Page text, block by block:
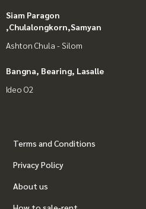
Siam Paragon
,Chulalongkorn,Samyan
Ashton Chula - Silom
Bangna, Bearing, Lasalle
Ideo O2
Terms and Conditions
Privacy Policy
About us